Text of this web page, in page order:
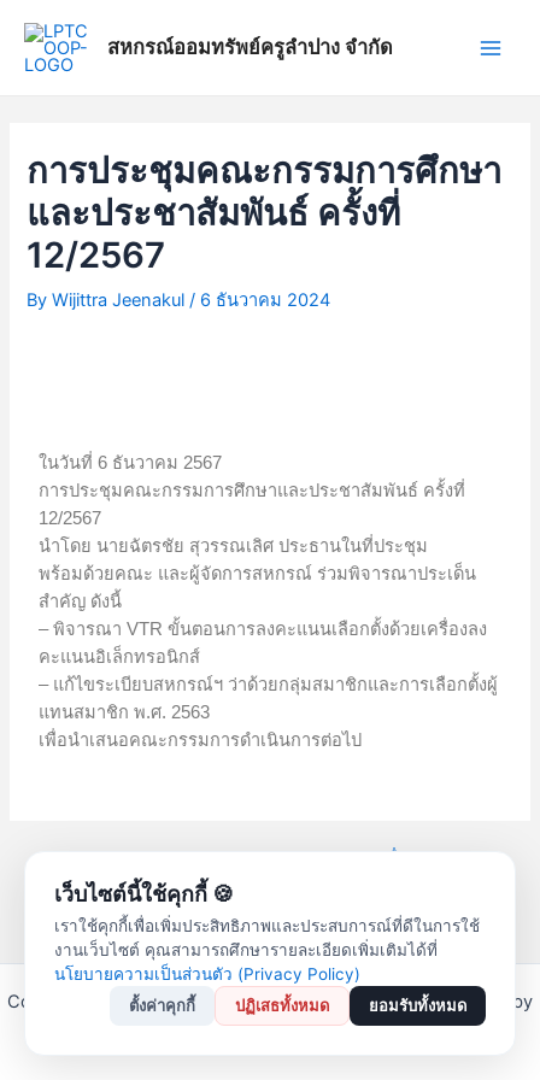
content
สหกรณ์ออมทรัพย์ครูลำปาง จำกัด
การประชุมคณะกรรมการศึกษา
และประชาสัมพันธ์ ครั้งที่
12/2567
ByWijittra Jeenakul/ 6 ธันวาคม 2024
ในวันที่ 6 ธันวาคม 2567
การประชุมคณะกรรมการศึกษาและประชาสัมพันธ์ ครั้งที่
12/2567
นำโดย นายฉัตรชัย สุวรรณเลิศ ประธานในที่ประชุม
พร้อมด้วยคณะ และผู้จัดการสหกรณ์ ร่วมพิจารณาประเด็น
สำคัญ ดังนี้
– พิจารณา VTR ขั้นตอนการลงคะแนนเลือกตั้งด้วยเครื่องลง
คะแนนอิเล็กทรอนิกส์
– แก้ไขระเบียบสหกรณ์ฯ ว่าด้วยกลุ่มสมาชิกและการเลือกตั้งผู้
แทนสมาชิก พ.ศ. 2563
เพื่อนำเสนอคณะกรรมการดำเนินการต่อไป
เรื่อง
Copyright © 2026 สหกรณ์ออมทรัพย์ครูลำปาง จำกัด | Powered by
Astra WordPress Theme
เว็บไซต์นี้ใช้คุกกี้ 🍪
เราใช้คุกกี้เพื่อเพิ่มประสิทธิภาพและประสบการณ์ที่ดีในการใช้
งานเว็บไซต์ คุณสามารถศึกษารายละเอียดเพิ่มเติมได้ที่
นโยบายความเป็นส่วนตัว (Privacy Policy)
ตั้งค่าคุกกี้
ปฏิเสธทั้งหมด ยอมรับทั้งหมด